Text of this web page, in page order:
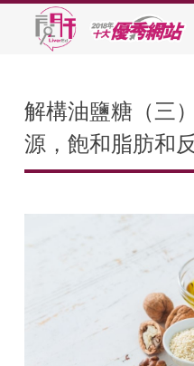
解構油鹽糖（三
源，飽和脂肪和